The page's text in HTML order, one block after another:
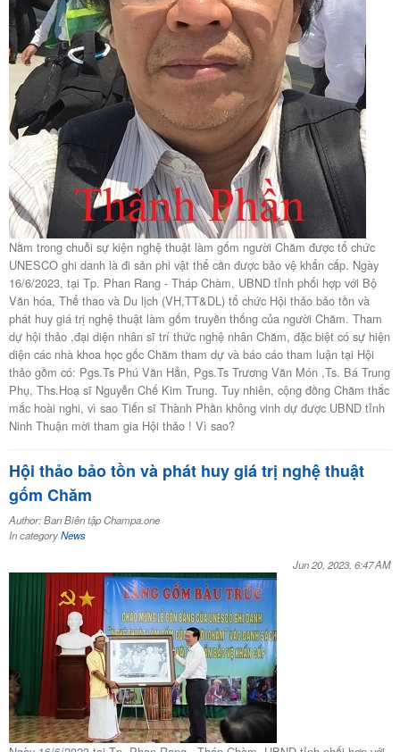
Nằm trong chuỗi sự kiện nghệ thuật làm gốm người Chăm được tổ chức
UNESCO ghi danh là đi sản phi vật thể cần được bảo vệ khẩn cấp. Ngày
16/6/2023, tại Tp. Phan Rang - Tháp Chàm, UBND tỉnh phối hợp với Bộ
Văn hóa, Thể thao và Du lịch (VH,TT&DL) tổ chức Hội thảo bảo tồn và
phát huy giá trị nghệ thuật làm gốm truyền thống của người Chăm. Tham
dự hội thảo ,đại diện nhân sĩ trí thức nghệ nhân Chăm, đặc biệt có sự hiện
diện các nhà khoa học gốc Chăm tham dự và báo cáo tham luận tại Hội
thảo gồm có: Pgs.Ts Phú Văn Hẳn, Pgs.Ts Trương Văn Món ,Ts. Bá Trung
Phụ, Ths.Hoạ sĩ Nguyễn Chế Kim Trung. Tuy nhiên, cộng đồng Chăm thắc
mắc hoài nghi, vì sao Tiến sĩ Thành Phần không vinh dự được UBND tỉnh
Ninh Thuận mời tham gia Hội thảo ! Vì sao?
Hội thảo bảo tồn và phát huy giá trị nghệ thuật
gốm Chăm
Author: Ban Biên tập Champa.one
In categoryNews
Jun 20, 2023, 6:47 AM